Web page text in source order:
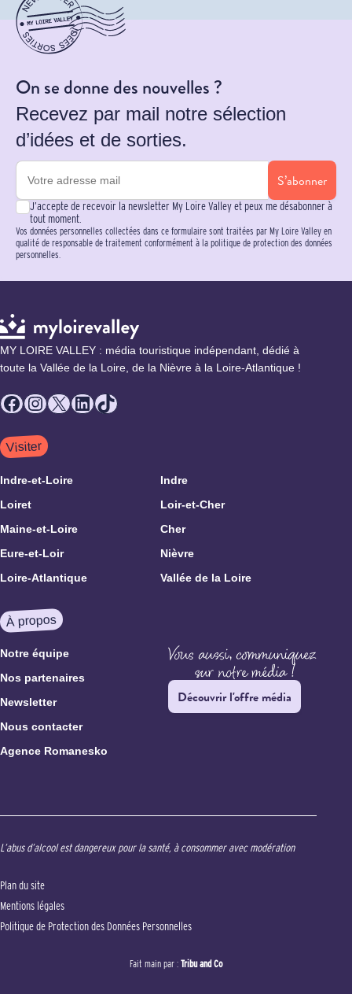
On se donne des nouvelles ?
Recevez par mail notre sélection
d’idées et de sorties.
S’abonner
J’accepte de recevoir la newsletter My Loire Valley et peux me désabonner à
tout moment.
Vos données personnelles collectées dans ce formulaire sont traitées par My Loire Valley en
qualité de responsable de traitement conformément à la politique de protection des données
personnelles.
MY LOIRE VALLEY : média touristique indépendant, dédié à
toute la Vallée de la Loire, de la Nièvre à la Loire-Atlantique !
Facebook
Instagram
X LinkedIn
TikTok
Visiter
Indre-et-Loire
Indre
Loiret
Loir-et-Cher
Maine-et-Loire
Cher
Eure-et-Loir
Nièvre
Loire-Atlantique
Vallée de la Loire
À propos
Notre équipe
Nos partenaires
Newsletter
Nous contacter
Agence Romanesko
Découvrir l'offre média
L’abus d’alcool est dangereux pour la santé, à consommer avec modération
Plan du site
Mentions légales
Politique de Protection des Données Personnelles
Fait main par : Tribu and Co